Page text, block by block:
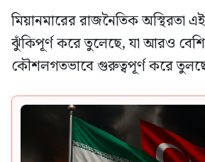
মিয়ানমারের রাজনৈতিক অস্থিরতা
ঝুঁকিপূর্ণ করে তুলেছে, যা আরও
কৌশলগতভাবে গুরুত্বপূর্ণ করে